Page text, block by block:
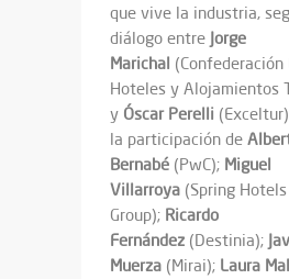
que vive la industria,
diálogo entre Jorge
Marichal (Confederación
Hoteles y Alojamientos
y Óscar Perelli
la participación de
Bernabé (PwC); Miguel
Villarroya (Spring Hotels
Group); Ricardo
Fernández (Destinia);
Muerza (Mirai); Laura